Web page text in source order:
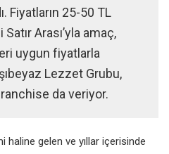
Fiyatların 25-50 TL
Arası’yla amaç,
uygun fiyatlarla
Lezzet Grubu,
da veriyor.
haline gelen ve yıllar içerisinde